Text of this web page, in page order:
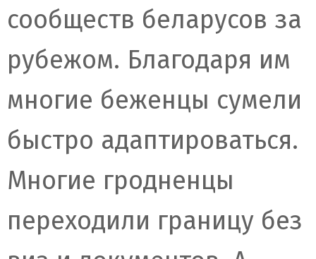
сообществ беларусов за
рубежом. Благодаря им
многие беженцы сумели
быстро адаптироваться.
Многие гродненцы
переходили границу без